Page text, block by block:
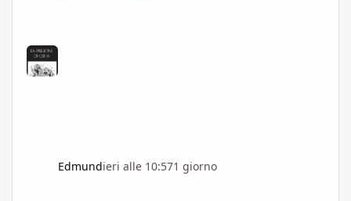
Edmundieri alle 10:571 giorno